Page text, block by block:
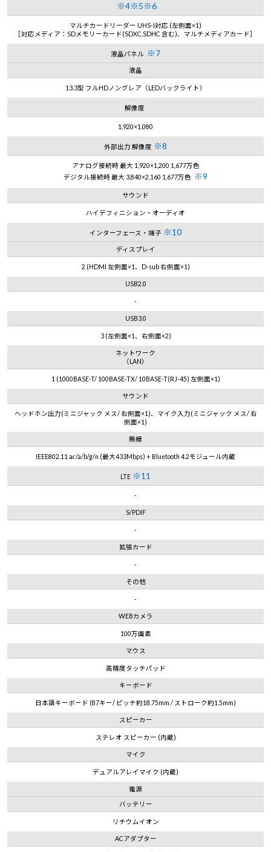
※4※5※6
マルチカードリーダー UHS-I対応 (左側面×1)
［対応メディア：SDメモリーカード(SDXC,SDHC 含む)、マルチメディアカード］
液晶パネル ※7
液晶
13.3型 フルHDノングレア（LEDバックライト）
解像度
1,920×1,080
外部出力 解像度 ※8
アナログ接続時 最大 1,920×1,200 1,677万色
デジタル接続時 最大 3,840×2,160 1,677万色
※9
サウンド
ハイデフィニション・オーディオ
インターフェース・端子 ※10
ディスプレイ
2 (HDMI 左側面×1、D-sub 右側面×1)
USB2.0
-
USB3.0
3 (左側面×1、右側面×2)
ネットワーク
（LAN）
1 (1000BASE-T/ 100BASE-TX/ 10BASE-T(RJ-45) 左側面×1)
サウンド
ヘッドホン出力(ミニジャック メス/ 右側面×1)、マイク入力(ミニジャック メス/ 右
側面×1)
無線
IEEE802.11 ac/a/b/g/n (最大433Mbps) + Bluetooth 4.2モジュール内蔵
LTE ※11
-
S/PDIF
-
拡張カード
-
その他
-
WEBカメラ
100万画素
マウス
高精度タッチパッド
キーボード
日本語キーボード (87キー/ ピッチ約18.75mm / ストローク約1.5mm)
スピーカー
ステレオ スピーカー (内蔵)
マイク
デュアルアレイマイク (内蔵)
電源
バッテリー
リチウムイオン
ACアダプター